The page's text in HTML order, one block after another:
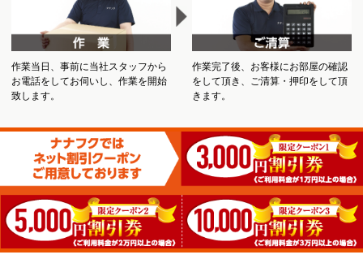
作業当日、事前に当社スタッフから
お電話をしてお伺いし、作業を開始
致します。
作業完了後、お客様にお部屋の確認
をして頂き、ご清算・押印をして頂
きます。